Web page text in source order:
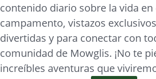
contenido diario sobre la vida en
campamento, vistazos
divertidas y para conectar con
comunidad de Mowglis. ¡No te
increíbles aventuras que